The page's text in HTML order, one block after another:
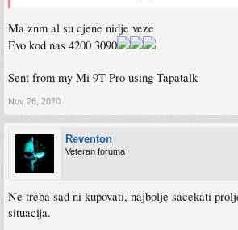
Ma znm al su cjene nidje veze
Evo kod nas 4200 3090
Sent from my Mi 9T Pro using Tapatalk
Nov 26, 2020
Reventon
Veteran foruma
Ne treba sad ni kupovati, najbolje sacekati
situacija.